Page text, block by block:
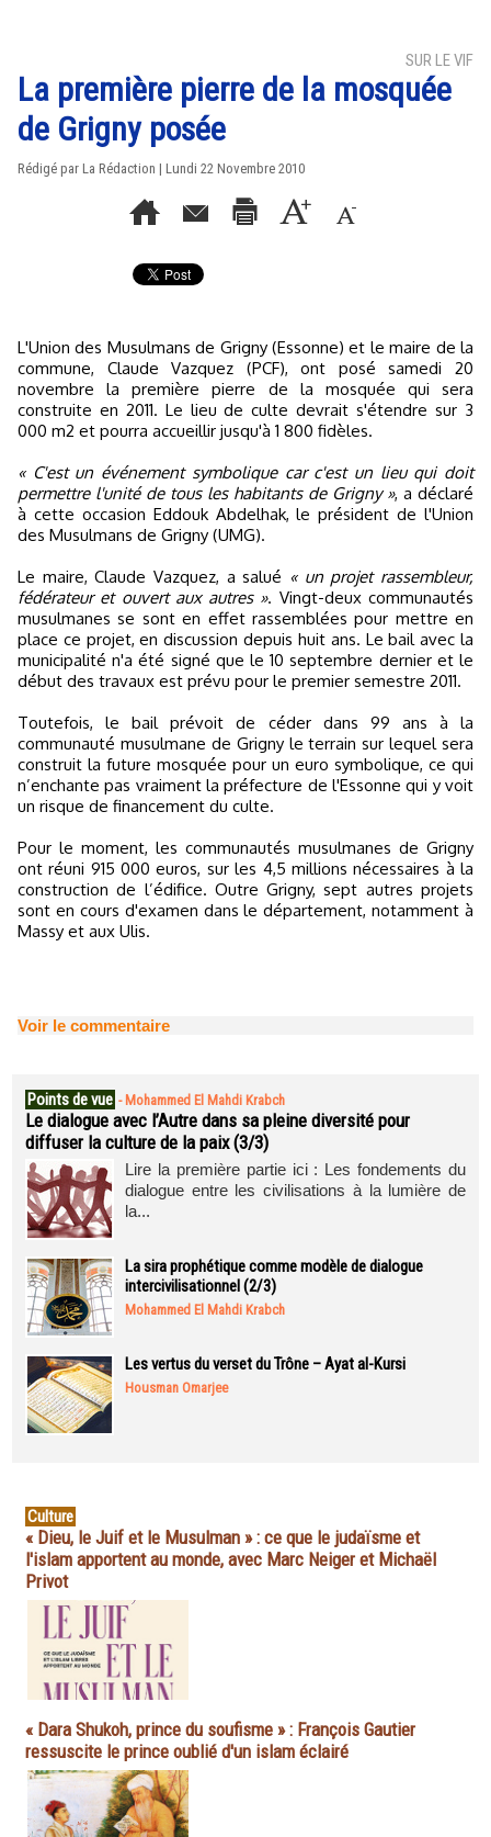
SUR LE VIF
La première pierre de la mosquée
de Grigny posée
Rédigé par La Rédaction | Lundi 22 Novembre 2010
L'Union des Musulmans de Grigny (Essonne) et le maire de la
commune, Claude Vazquez (PCF), ont posé samedi 20
novembre la première pierre de la mosquée qui sera
construite en 2011. Le lieu de culte devrait s'étendre sur 3
000 m2 et pourra accueillir jusqu'à 1 800 fidèles.
« C'est un événement symbolique car c'est un lieu qui doit
permettre l'unité de tous les habitants de Grigny », a déclaré
à cette occasion Eddouk Abdelhak, le président de l'Union
des Musulmans de Grigny (UMG).
Le maire, Claude Vazquez, a salué « un projet rassembleur,
fédérateur et ouvert aux autres ». Vingt-deux communautés
musulmanes se sont en effet rassemblées pour mettre en
place ce projet, en discussion depuis huit ans. Le bail avec la
municipalité n'a été signé que le 10 septembre dernier et le
début des travaux est prévu pour le premier semestre 2011.
Toutefois, le bail prévoit de céder dans 99 ans à la
communauté musulmane de Grigny le terrain sur lequel sera
construit la future mosquée pour un euro symbolique, ce qui
n’enchante pas vraiment la préfecture de l'Essonne qui y voit
un risque de financement du culte.
Pour le moment, les communautés musulmanes de Grigny
ont réuni 915 000 euros, sur les 4,5 millions nécessaires à la
construction de l’édifice. Outre Grigny, sept autres projets
sont en cours d'examen dans le département, notamment à
Massy et aux Ulis.
Voir le commentaire
Points de vue - Mohammed El Mahdi Krabch
Le dialogue avec l’Autre dans sa pleine diversité pour
diffuser la culture de la paix (3/3)
Lire la première partie ici : Les fondements du
dialogue entre les civilisations à la lumière de
la...
La sira prophétique comme modèle de dialogue
intercivilisationnel (2/3)
Mohammed El Mahdi Krabch
Les vertus du verset du Trône – Ayat al-Kursi
Housman Omarjee
Culture
« Dieu, le Juif et le Musulman » : ce que le judaïsme et
l'islam apportent au monde, avec Marc Neiger et Michaël
Privot
« Dara Shukoh, prince du soufisme » : François Gautier
ressuscite le prince oublié d'un islam éclairé